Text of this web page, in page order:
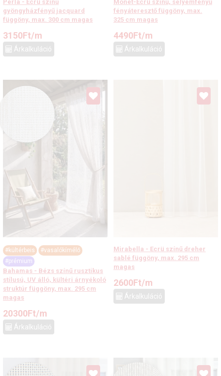
Perla - Ecrü színű
gyöngyházfényű jacquard
függöny, max. 300 cm magas
3150Ft/m
Árkalkuláció
Monet-Ecrü színű, selyemfényű
fényáteresztő függöny, max.
325 cm magas
4490Ft/m
Árkalkuláció
#kültérbeis
#vasalókímélő
#prémium
Bahamas - Bézs színű rusztikus
stílusú, UV álló, kültéri árnyékoló
struktúr függöny, max. 295 cm
magas
20300Ft/m
Árkalkuláció
Mirabella - Ecrü színű dreher
sablé függöny, max. 295 cm
magas
2600Ft/m
Árkalkuláció